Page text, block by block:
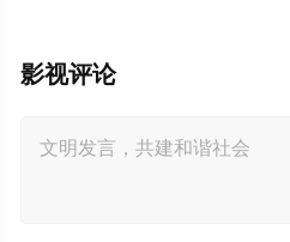
影视评论